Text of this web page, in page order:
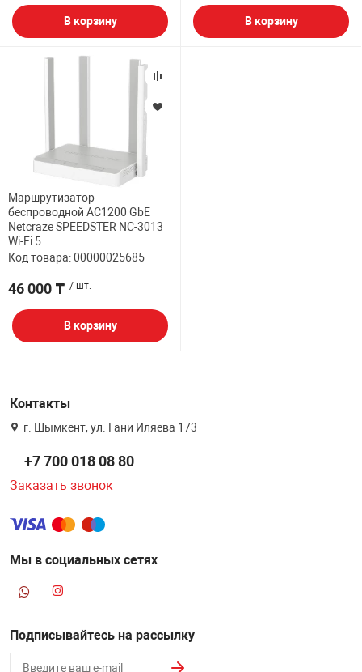
В корзину В корзину
Маршрутизатор
беспроводной AC1200 GbE
Netcraze SPEEDSTER NC-3013
Wi-Fi 5
Код товара: 00000025685
46 000 ₸ / шт.
В корзину
Контакты
г. Шымкент, ул. Гани Иляева 173
+7 700 018 08 80
Заказать звонок
Мы в социальных сетях
Подписывайтесь на рассылку